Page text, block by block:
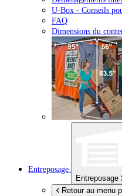
U-Box - Conseils
FAQ
Dimensions du
Entreposage
Entreposage
Retour au menu